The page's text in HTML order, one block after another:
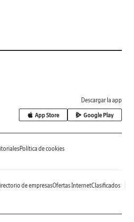
Descargar la app
App Store Google Play
Política de cookies
de empresasOfertas InternetClasificados